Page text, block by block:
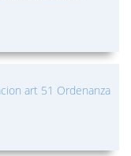
art 51 Ordenanza